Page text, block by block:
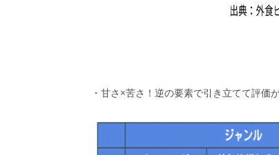
・甘さ×苦さ！逆の要素で引き立てて評価